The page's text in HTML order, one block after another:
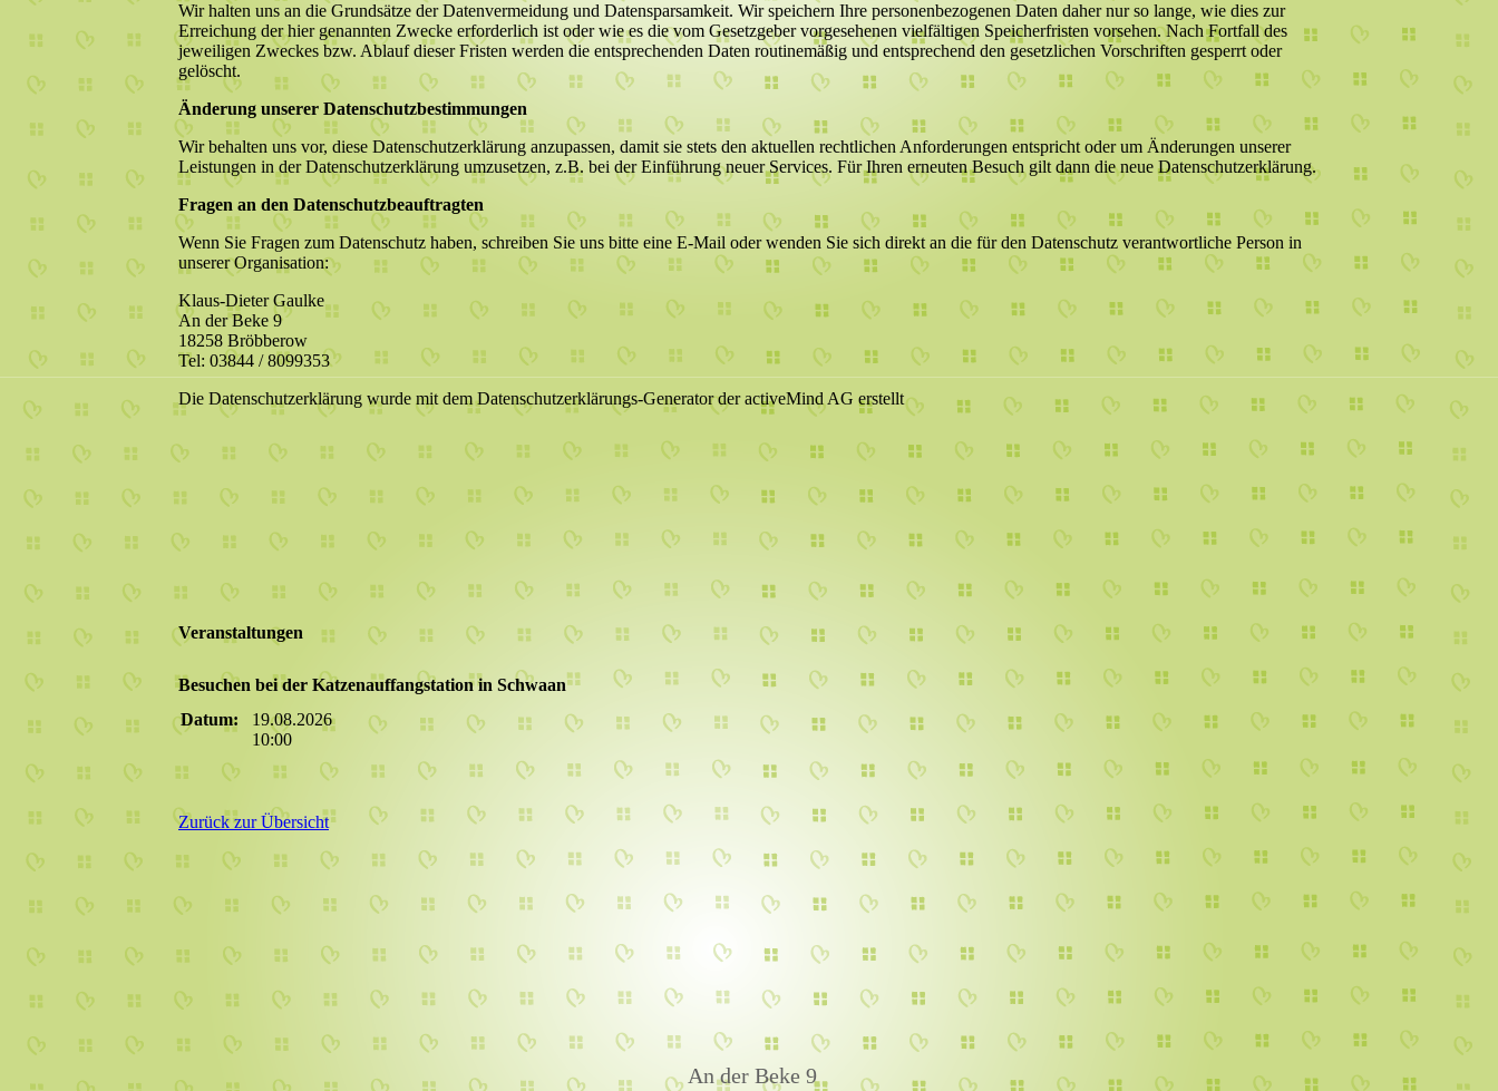
Wir halten uns an die Grundsätze der Datenvermeidung und Datensparsamkeit. Wir speichern Ihre personenbezogenen Daten daher nur so lange, wie dies zur
Erreichung der hier genannten Zwecke erforderlich ist oder wie es die vom Gesetzgeber vorgesehenen vielfältigen Speicherfristen vorsehen. Nach Fortfall des
jeweiligen Zweckes bzw. Ablauf dieser Fristen werden die entsprechenden Daten routinemäßig und entsprechend den gesetzlichen Vorschriften gesperrt oder
gelöscht.
Änderung unserer Datenschutzbestimmungen
Wir behalten uns vor, diese Datenschutzerklärung anzupassen, damit sie stets den aktuellen rechtlichen Anforderungen entspricht oder um Änderungen unserer
Leistungen in der Datenschutzerklärung umzusetzen, z.B. bei der Einführung neuer Services. Für Ihren erneuten Besuch gilt dann die neue Datenschutzerklärung.
Fragen an den Datenschutzbeauftragten
Wenn Sie Fragen zum Datenschutz haben, schreiben Sie uns bitte eine E-Mail oder wenden Sie sich direkt an die für den Datenschutz verantwortliche Person in
unserer Organisation:
Klaus-Dieter Gaulke
An der Beke 9
18258 Bröbberow
Tel: 03844 / 8099353
Die Datenschutzerklärung wurde mit dem Datenschutzerklärungs-Generator der activeMind AG erstellt
Veranstaltungen
Besuchen bei der Katzenauffangstation in Schwaan
Datum:
19.08.2026
10:00
Zurück zur Übersicht
An der Beke 9